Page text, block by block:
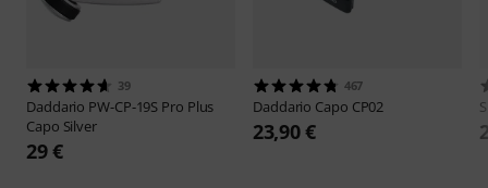
39
Daddario PW-CP-19S Pro Plus
Capo Silver
29 €
467
Daddario Capo CP02
23,90 €